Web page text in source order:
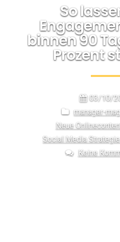
So
binnen 90
Prozent
03/10/
manager-
Neue
Social Media
Keine